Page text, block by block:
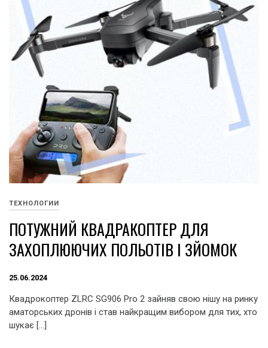
ТЕХНОЛОГИИ
ПОТУЖНИЙ КВАДРАКОПТЕР ДЛЯ
ЗАХОПЛЮЮЧИХ ПОЛЬОТІВ І ЗЙОМОК
25.06.2024
Квадрокоптер ZLRC SG906 Pro 2 зайняв свою нішу на ринку
аматорських дронів і став найкращим вибором для тих, хто
шукає […]